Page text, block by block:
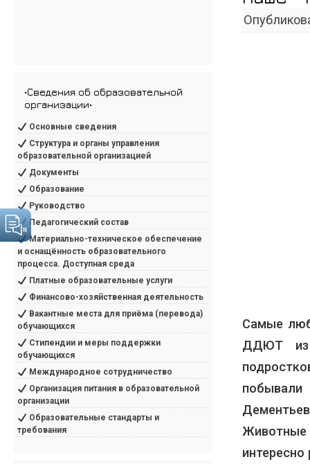
Самые
ДДЮТ из
•Сведения об образовательной
организации•
Основные сведения
Структура и органы управления
образовательной организацией
Документы
Образование
Руководство
Педагогический состав
Материально-техническое обеспечение
и оснащённость образовательного
процесса. Доступная среда
Платные образовательные услуги
Финансово-хозяйственная деятельность
Вакантные места для приёма (перевода)
обучающихся
Стипендии и меры поддержки
обучающихся
Международное сотрудничество
Организация питания в образовательной
организации
Образовательные стандарты и
требования